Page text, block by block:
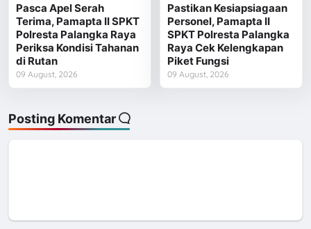
Pasca Apel Serah
Terima, Pamapta II SPKT
Polresta Palangka Raya
Periksa Kondisi Tahanan
di Rutan
09 August, 2026
Pastikan Kesiapsiagaan
Personel, Pamapta II
SPKT Polresta Palangka
Raya Cek Kelengkapan
Piket Fungsi
09 August, 2026
Posting Komentar